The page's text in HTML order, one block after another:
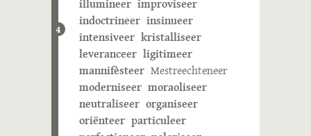
4
illumineer improviseer
indoctrineer insinueer
intensiveer kristalliseer
leveranceer ligitimeer
mannifèsteer Mestreechteneer
moderniseer moraoliseer
neutraliseer organiseer
oriënteer particuleer